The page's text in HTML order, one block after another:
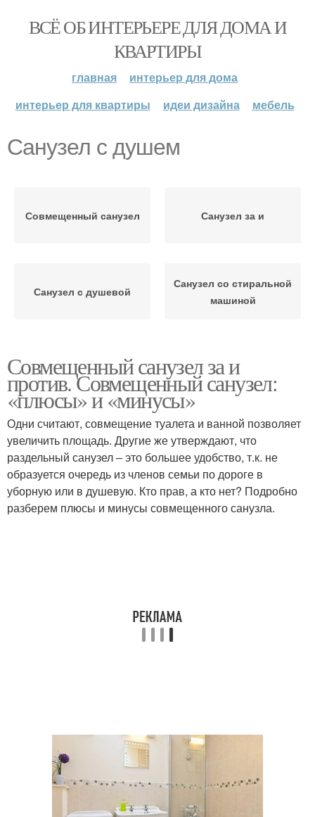
ВСЁ ОБ ИНТЕРЬЕРЕ ДЛЯ ДОМА И
КВАРТИРЫ
главная
интерьер для дома
интерьер для квартиры
идеи дизайна мебель
Санузел с душем
Совмещенный санузел Санузел за и
Санузел с душевой
Санузел со стиральной
машиной
Совмещенный санузел за и
против. Совмещенный санузел:
«плюсы» и «минусы»
Одни считают, совмещение туалета и ванной позволяет
увеличить площадь. Другие же утверждают, что
раздельный санузел – это большее удобство, т.к. не
образуется очередь из членов семьи по дороге в
уборную или в душевую. Кто прав, а кто нет? Подробно
разберем плюсы и минусы совмещенного санузла.